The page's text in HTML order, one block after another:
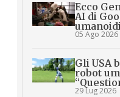
Ecco
AI di
05 Ago 2026
Gli USA
robot
29 Lug 2026